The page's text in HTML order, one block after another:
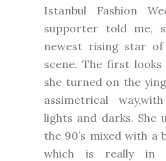
Istanbul Fashion
supporter told me,
newest rising star of
scene. The first
she turned on the
assimetrical
lights and darks. She
the 90’s mixed with
which is really in